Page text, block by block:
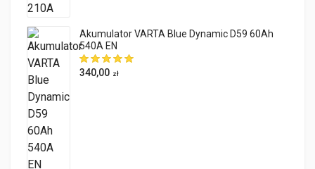
Akumulator VARTA Blue Dynamic D59 60Ah
540A EN
340,00 zł